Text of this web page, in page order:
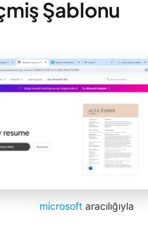
Şablonu
microsoft aracılığıyla